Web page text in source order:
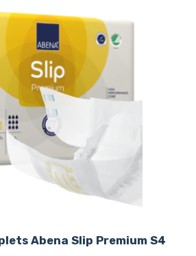
Abena Slip Premium S4